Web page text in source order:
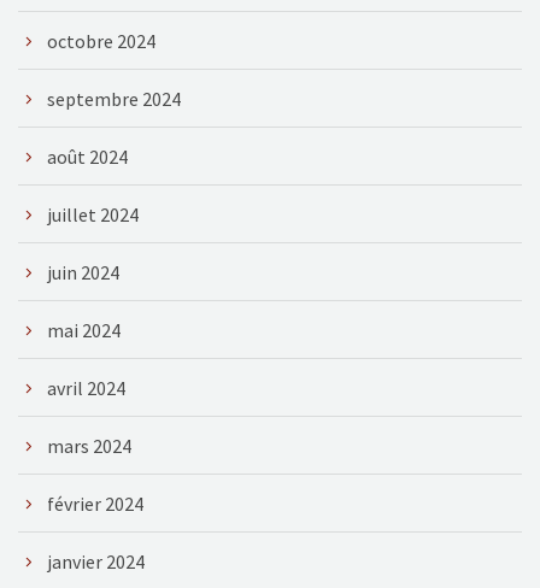
octobre 2024
septembre 2024
août 2024
juillet 2024
juin 2024
mai 2024
avril 2024
mars 2024
février 2024
janvier 2024